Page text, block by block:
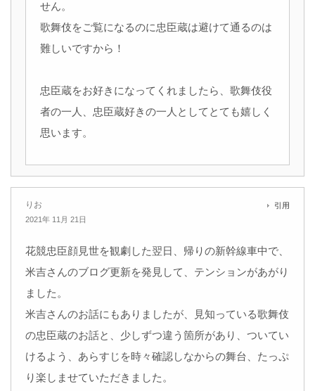
せん。
歌舞伎をご覧になるのに忠臣蔵は避けて通るのは
難しいですから！
忠臣蔵をお好きになってくれましたら、歌舞伎役
者の一人、忠臣蔵好きの一人としてとても嬉しく
思います。
りお
2021年 11月 21日
引用
花競忠臣顔見世を観劇した翌日、帰りの新幹線車中で、
米吉さんのブログ更新を発見して、テンションがあがり
ました。
米吉さんのお話にもありましたが、見知っている歌舞伎
の忠臣蔵のお話と、少しずつ違う箇所があり、ついてい
けるよう、あらすじを時々確認しなからの舞台、たっぷ
り楽しませていただきました。